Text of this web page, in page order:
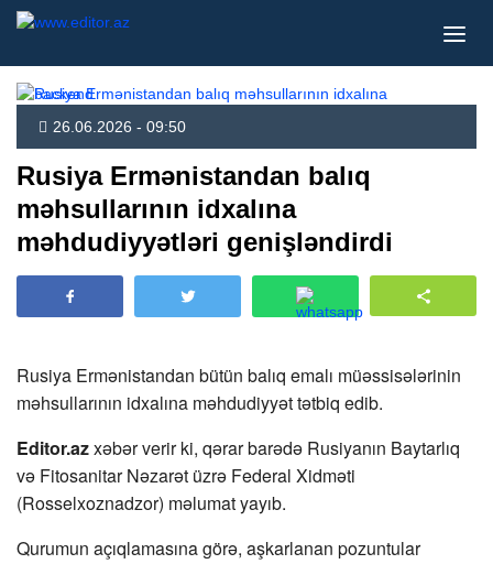
26.06.2026 - 09:50
Rusiya Ermənistandan balıq
məhsullarının idxalına
məhdudiyyətləri genişləndirdi
Rusiya Ermənistandan bütün balıq emalı müəssisələrinin
məhsullarının idxalına məhdudiyyət tətbiq edib.
Editor.azxəbər verir ki, qərar barədə Rusiyanın Baytarlıq
və Fitosanitar Nəzarət üzrə Federal Xidməti
(Rosselxoznadzor) məlumat yayıb.
Qurumun açıqlamasına görə, aşkarlanan pozuntular